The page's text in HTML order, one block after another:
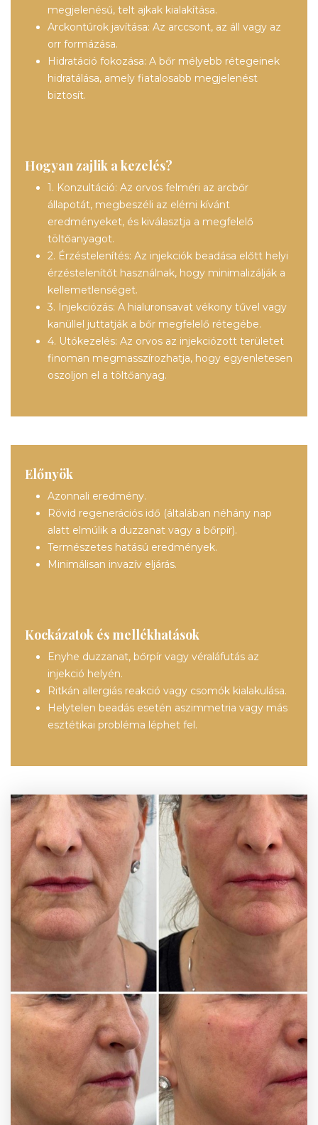
megjelenésű, telt ajkak kialakítása.
Arckontúrok javítása: Az arccsont, az áll vagy az
orr formázása.
Hidratáció fokozása: A bőr mélyebb rétegeinek
hidratálása, amely fiatalosabb megjelenést
biztosít.
Hogyan zajlik a kezelés?
1. Konzultáció: Az orvos felméri az arcbőr
állapotát, megbeszéli az elérni kívánt
eredményeket, és kiválasztja a megfelelő
töltőanyagot.
2. Érzéstelenítés: Az injekciók beadása előtt helyi
érzéstelenítőt használnak, hogy minimalizálják a
kellemetlenséget.
3. Injekciózás: A hialuronsavat vékony tűvel vagy
kanüllel juttatják a bőr megfelelő rétegébe.
4. Utókezelés: Az orvos az injekciózott területet
finoman megmasszírozhatja, hogy egyenletesen
oszoljon el a töltőanyag.
Előnyök
Azonnali eredmény.
Rövid regenerációs idő (általában néhány nap
alatt elmúlik a duzzanat vagy a bőrpír).
Természetes hatású eredmények.
Minimálisan invazív eljárás.
Kockázatok és mellékhatások
Enyhe duzzanat, bőrpír vagy véraláfutás az
injekció helyén.
Ritkán allergiás reakció vagy csomók kialakulása.
Helytelen beadás esetén aszimmetria vagy más
esztétikai probléma léphet fel.